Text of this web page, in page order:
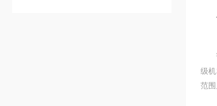
该
级
范